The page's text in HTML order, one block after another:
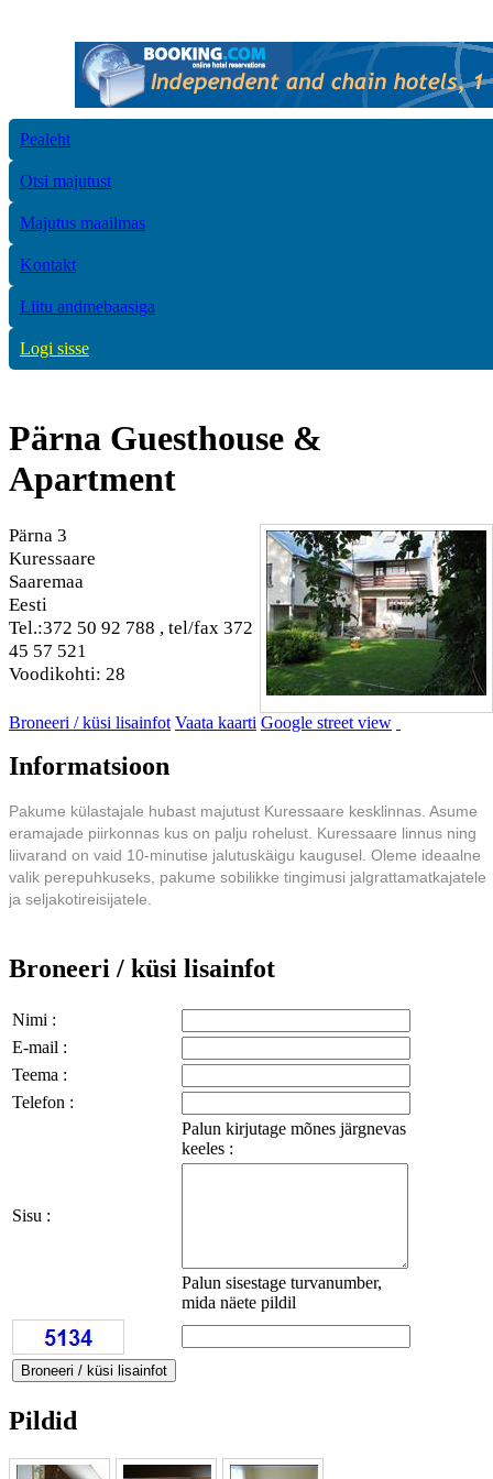
Pealeht
Otsi majutust
Majutus maailmas
Kontakt
Liitu andmebaasiga
Logi sisse
Pärna Guesthouse &
Apartment
Pärna 3
Kuressaare
Saaremaa
Eesti
Tel.:372 50 92 788 , tel/fax 372
45 57 521
Voodikohti: 28
Broneeri / küsi lisainfot Vaata kaarti Google street view
Informatsioon
Pakume külastajale hubast majutust Kuressaare kesklinnas. Asume
eramajade piirkonnas kus on palju rohelust. Kuressaare linnus ning
liivarand on vaid 10-minutise jalutuskäigu kaugusel. Oleme ideaalne
valik perepuhkuseks, pakume sobilikke tingimusi jalgrattamatkajatele
ja seljakotireisijatele.
Broneeri / küsi lisainfot
Nimi :
E-mail :
Teema :
Telefon :
Palun kirjutage mõnes järgnevas
keeles :
Sisu :
Palun sisestage turvanumber,
mida näete pildil
Pildid